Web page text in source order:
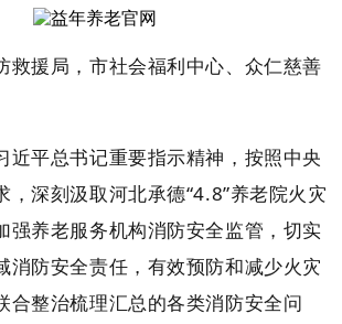
救援局，市社会福利中心、众仁慈善
近平总书记重要指示精神，按照中央
，深刻汲取河北承德“4.8”养老院火灾
强养老服务机构消防安全监管，切实
消防安全责任，有效预防和减少火灾
合整治梳理汇总的各类消防安全问